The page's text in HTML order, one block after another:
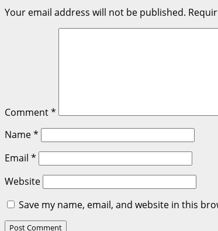
Your email address will not be published.
Comment*
Name*
Email *
Website
Save my name, email, and website in this